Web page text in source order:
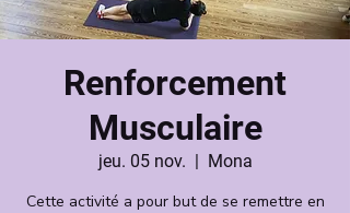
Renforcement
Musculaire
jeu. 05 nov.
  |
Mona
Cette activité a pour but de se remettre en